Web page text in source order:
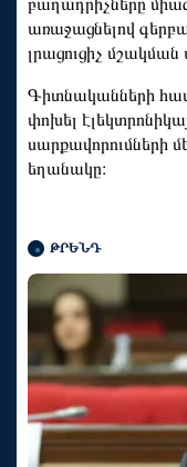
բաղադրիչները
առաջացնելով
լրացուցիչ
Գիտնականների
փոխել
սարքավորումների
եղանակը։
ԹՐԵՆԴ